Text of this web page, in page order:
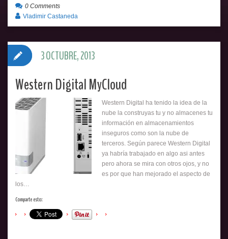
0 Comments
Vladimir Castaneda
Western Digital MyCloud
Western Digital ha tenido la idea de la
nube la construyas tu y no almacenes tu
información en almacenamientos
inseguros como son la nube de
terceros. Según parece Western Digital
ya habría trabajado en algo asi antes
pero ahora se mira con otros ojos, y no
es por que han mejorado el aspecto de
los…
Comparte esto:
3 OCTUBRE, 2013